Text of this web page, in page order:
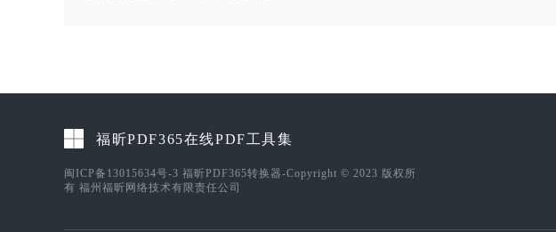
福昕PDF365在线PDF工具集
闽ICP备13015634号-3 福昕PDF365转换器-Copyright © 2023 版权所
有 福州福昕网络技术有限责任公司